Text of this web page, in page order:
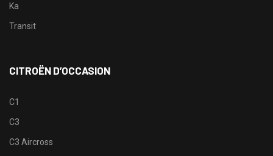
Ka
Transit
CITROËN D’OCCASION
C1
C3
C3 Aircross